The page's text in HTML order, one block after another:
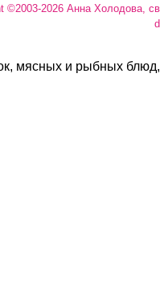
©2003-2026 Анна Холодова,
мясных и рыбных